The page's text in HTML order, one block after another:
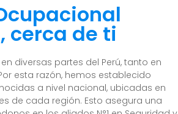
cerca de ti
diversas partes del Perú, tanto en
esta razón, hemos establecido
a nivel nacional, ubicadas en
de cada región. Esto asegura una